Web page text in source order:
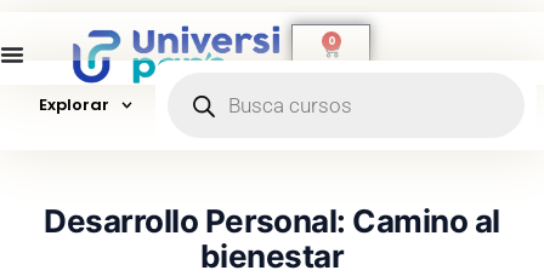
0
Explorar
Desarrollo Personal: Camino al
bienestar